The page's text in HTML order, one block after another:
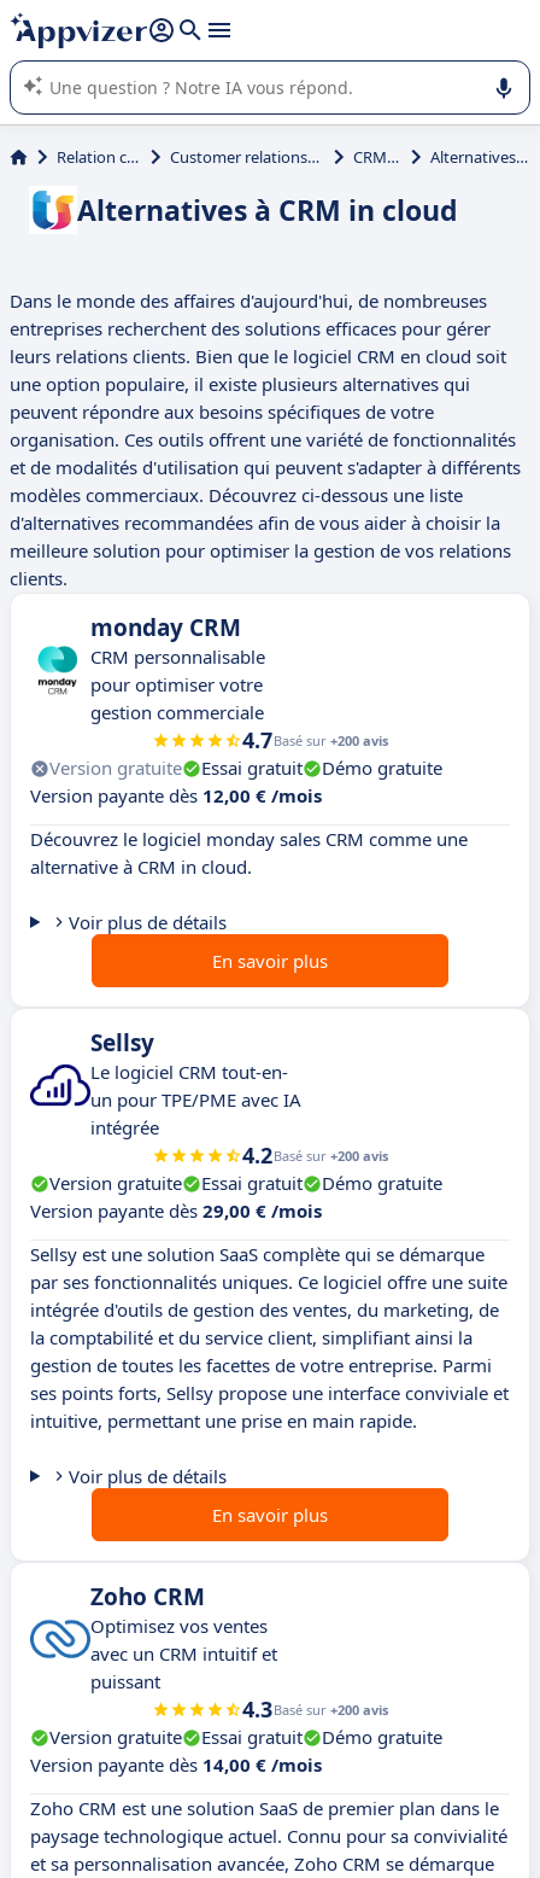
répondre (plusieurs lignes avec
L'IA de Appvizer vous guide dans l'utilisation ou la sélection de
logiciel SaaS en entreprise.
Relation client et vente Customer relationship management (CRM) CRM in cloud Alternatives à CRM in cloud
Alternatives à CRM in cloud
Dans le monde des affaires d'aujourd'hui, de nombreuses
entreprises recherchent des solutions efficaces pour gérer
leurs relations clients. Bien que le logiciel CRM en cloud soit
une option populaire, il existe plusieurs alternatives qui
peuvent répondre aux besoins spécifiques de votre
organisation. Ces outils offrent une variété de fonctionnalités
et de modalités d'utilisation qui peuvent s'adapter à différents
modèles commerciaux. Découvrez ci-dessous une liste
d'alternatives recommandées afin de vous aider à choisir la
meilleure solution pour optimiser la gestion de vos relations
clients.
monday CRM
CRM personnalisable
pour optimiser votre
gestion commerciale
4.7Basé sur +200 avis
Version gratuite Essai gratuit
Démo gratuite
Version payante dès 12,00 € /mois
Découvrez le logiciel monday sales CRM comme une
alternative à CRM in cloud.
Voir plus de détails
En savoir plus
Sellsy
Le logiciel CRM tout-en-
un pour TPE/PME avec IA
intégrée
4.2Basé sur +200 avis
Version gratuite Essai gratuit
Démo gratuite
Version payante dès 29,00 € /mois
Sellsy est une solution SaaS complète qui se démarque
par ses fonctionnalités uniques. Ce logiciel offre une suite
intégrée d'outils de gestion des ventes, du marketing, de
la comptabilité et du service client, simplifiant ainsi la
gestion de toutes les facettes de votre entreprise. Parmi
ses points forts, Sellsy propose une interface conviviale et
intuitive, permettant une prise en main rapide.
Voir plus de détails
En savoir plus
Zoho CRM
Optimisez vos ventes
avec un CRM intuitif et
puissant
4.3Basé sur +200 avis
Version gratuite Essai gratuit
Démo gratuite
Version payante dès 14,00 € /mois
Zoho CRM est une solution SaaS de premier plan dans le
paysage technologique actuel. Connu pour sa convivialité
et sa personnalisation avancée, Zoho CRM se démarque